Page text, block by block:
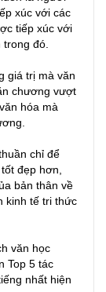
xúc với các
tiếp xúc với
đó.
giá trị mà văn
chương vượt
hóa mà
chỉ để
đẹp hơn,
bản thân về
kinh tế tri thức
văn học
Top 5 tác
nhất hiện